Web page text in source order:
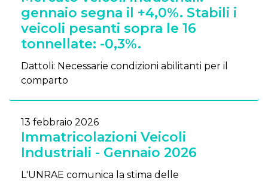
gennaio segna il +4,0%. Stabili i
veicoli pesanti sopra le 16
tonnellate: -0,3%.
Dattoli: Necessarie condizioni abilitanti per il
comparto
13 febbraio 2026
Immatricolazioni Veicoli
Industriali - Gennaio 2026
L'UNRAE comunica la stima delle